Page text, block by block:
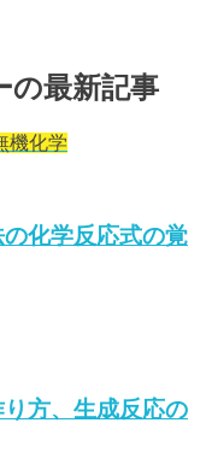
の最新記事
機化学
の化学反応式の覚
方、生成反応の